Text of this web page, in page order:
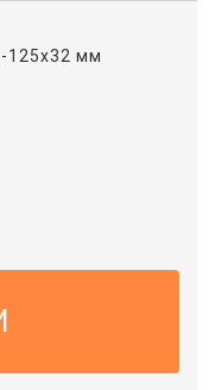
125х32 мм